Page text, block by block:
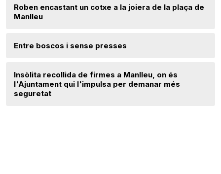
Roben encastant un cotxe a la joiera de la plaça de
Manlleu
Entre boscos i sense presses
Insòlita recollida de firmes a Manlleu, on és
l'Ajuntament qui l'impulsa per demanar més
seguretat